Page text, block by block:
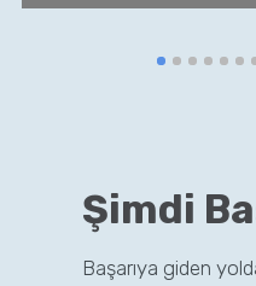
Şimdi
Başarıya giden